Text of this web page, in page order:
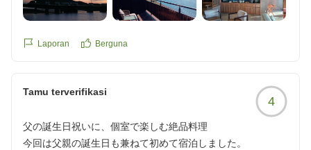
て、眺めも良く窓を開けておくと少々恥ずかしいくらいで
です。接客サ-ビスも非常に良く人気があるのもうなずけま
https://review.travel.rakuten.co.jp/hotel/voice/162755?
Laporan Berguna
Tamu terverifikasi
4
父の誕生日祝いに、個室で楽しむ絶品料理
今回は父親の誕生日も兼ねて初めて宿泊しました。